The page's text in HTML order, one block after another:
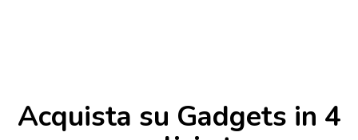
Acquista su Gadgets in 4